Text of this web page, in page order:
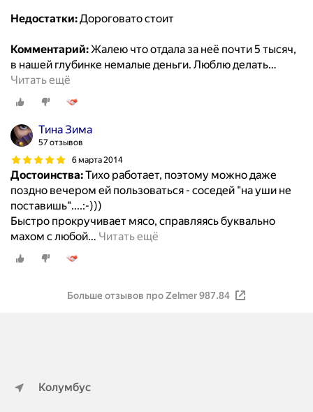
Недостатки:Дороговато стоит
Комментарий:Жалею что отдала за неё почти 5 тысяч,
в нашей глубинке немалые деньги. Люблю делать…
Читать ещё
Тина Зима
57 отзывов
6 марта 2014
Достоинства:Тихо работает, поэтому можно даже
поздно вечером ей пользоваться - соседей "на уши не
поставишь"....:-)))
Быстро прокручивает мясо, справляясь буквально
махом с любой… Читать ещё
Больше отзывов про Zelmer 987.84
Колумбус